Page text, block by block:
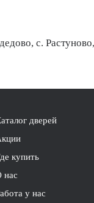
с.
дверей
купить
нас
у нас